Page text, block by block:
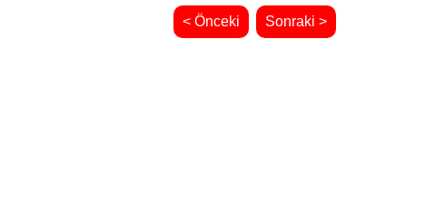
< Önceki Sonraki >